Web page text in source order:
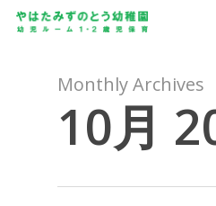
Skip
Monthly Archives
10月